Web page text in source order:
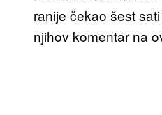
ranije čekao šest
njihov komentar na